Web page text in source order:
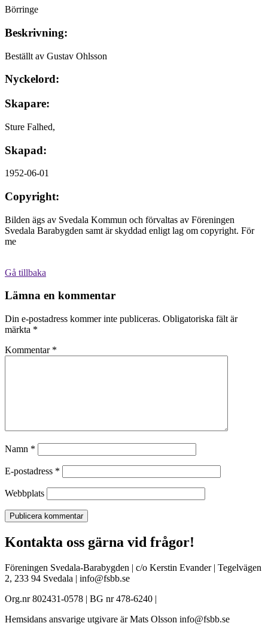
Börringe
Beskrivning:
Beställt av Gustav Ohlsson
Nyckelord:
Skapare:
Sture Falhed,
Skapad:
1952-06-01
Copyright:
Bilden ägs av Svedala Kommun och förvaltas av Föreningen
Svedala Barabygden samt är skyddad enligt lag om copyright. För
me
Gå tillbaka
Lämna en kommentar
Din e-postadress kommer inte publiceras. Obligatoriska fält är
märkta *
Kommentar *
Namn *
E-postadress *
Webbplats
Kontakta oss gärna vid frågor!
Föreningen Svedala-Barabygden | c/o Kerstin Evander | Tegelvägen
2, 233 94 Svedala | info@fsbb.se
Org.nr 802431-0578 | BG nr 478-6240 |
Hemsidans ansvarige utgivare är Mats Olsson info@fsbb.se